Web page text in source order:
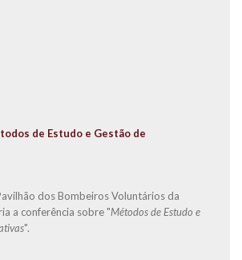
de Estudo e Gestão de
dos Bombeiros Voluntários da
a conferência sobre "Métodos de Estudo e
".